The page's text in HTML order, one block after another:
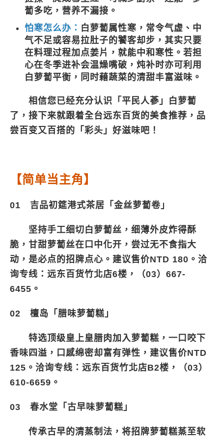
蔔多吃，营养不漏接。
怕寒怎么办： 白萝蔔属性寒，常令气虚、中
气不足或容易拉肚子的饕客却步，其实只要
在料理过程加点姜片，就能中和寒性。若担
心在冬季进补会温燥嘴破，炖补时亦可利用
白萝蔔平衡，同时藉蔬菜的清甜丰富滋味。
相信您已经充分认识「平民人蔘」白萝蔔
了，接下来就跟着全台远东百货的美食推荐，品
尝百变又百搭的「彩头」好滋味吧！
【简单当主角】
01 吉品初筵港式茶居「金丝萝蔔卷」
坚持手工细切白萝蔔丝，细薄外皮炸得酥
脆，甘甜萝蔔丝在口中化开，尝过无不食指大
动，是必点的招牌点心。建议售价NTD 180。洽
询专线：远东百货竹北店6楼，（03）667-
6455。
02 檀岛「腊味萝蔔糕」
特选顶级皇上皇腊肉加入萝蔔糕，一口咬下
香味四溢，口感绵密却富有弹性，建议售价NTD
125。洽询专线：远东百货竹北店B2楼，（03）
610-6659。
03 春水堂「古早味萝蔔糕」
传承古早的清蒸制法，将招牌萝蔔糕蒸至软